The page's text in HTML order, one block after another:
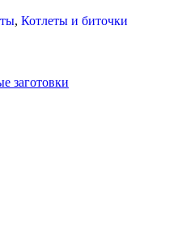
, Котлеты и биточки
заготовки